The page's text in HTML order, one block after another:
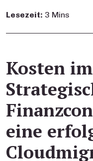
Lesezeit: 3 Mins
Kosten
eine